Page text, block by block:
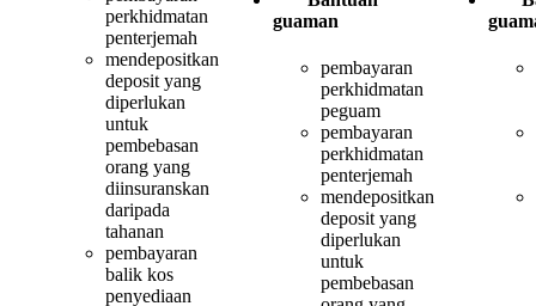
perkhidmatan
penterjemah
mendepositkan
deposit yang
diperlukan
untuk
pembebasan
orang yang
diinsuranskan
daripada
tahanan
pembayaran
balik kos
penyediaan
guaman
pembayaran
perkhidmatan
peguam
pembayaran
perkhidmatan
penterjemah
mendepositkan
deposit yang
diperlukan
untuk
pembebasan